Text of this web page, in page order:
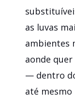
as luvas
ambientes
aonde
— dentro
até